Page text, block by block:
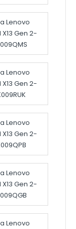
Lenovo
Gen 2-
Lenovo
Gen 2-
Lenovo
Gen 2-
Lenovo
Gen 2-
Lenovo